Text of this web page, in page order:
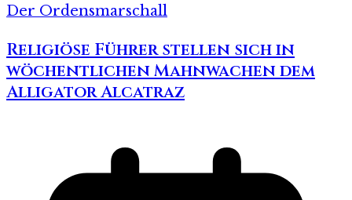
Der Ordensmarschall
Religiöse Führer stellen sich in
wöchentlichen Mahnwachen dem
Alligator Alcatraz